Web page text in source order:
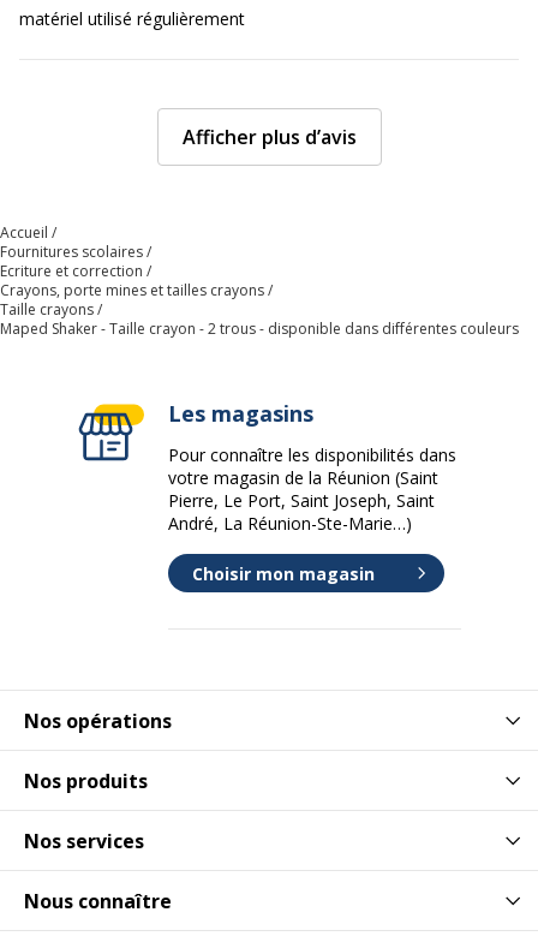
matériel utilisé régulièrement
Afficher plus d’avis
Accueil
Fournitures scolaires
Ecriture et correction
Crayons, porte mines et tailles crayons
Taille crayons
Maped Shaker - Taille crayon - 2 trous - disponible dans différentes couleurs
Nos opérations
Nos produits
Nos services
Nous connaître
Les magasins
Pour connaître les disponibilités dans
votre magasin de la Réunion (Saint
Pierre, Le Port, Saint Joseph, Saint
André, La Réunion-Ste-Marie…)
Choisir mon magasin